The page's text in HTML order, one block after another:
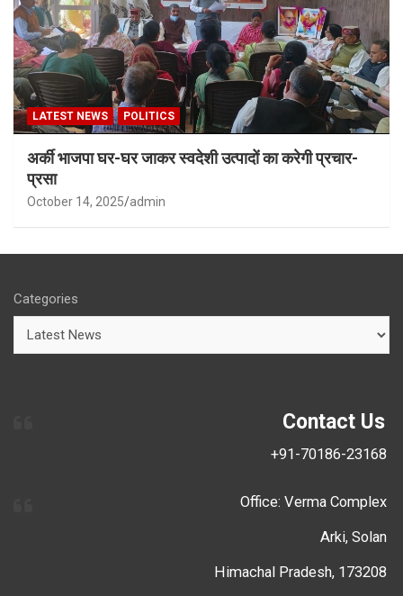
LATEST NEWS POLITICS
अर्की भाजपा घर-घर जाकर स्वदेशी उत्पादों का करेगी प्रचार-
प्रसा
October 14, 2025 admin
Categories
Contact Us
+91-70186-23168
Office: Verma Complex
Arki, Solan
Himachal Pradesh, 173208